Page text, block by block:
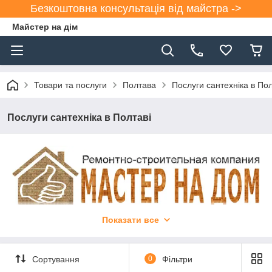
Безкоштовна консультація від майстра ->
Майстер на дім
Товари та послуги Полтава Послуги сантехніка в
Послуги сантехніка в Полтаві
ПОСЛУГИ САНТЕХНІКА В ПОЛТАВІ
Показати все
Сортування 0 Фільтри